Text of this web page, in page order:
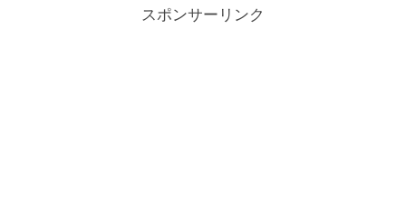
スポンサーリンク